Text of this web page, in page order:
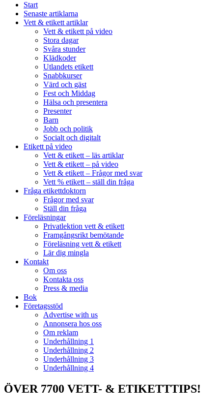
Start
Senaste artiklarna
Vett & etikett artiklar
Vett & etikett på video
Stora dagar
Svåra stunder
Klädkoder
Utlandets etikett
Snabbkurser
Värd och gäst
Fest och Middag
Hälsa och presentera
Presenter
Barn
Jobb och politik
Socialt och digitalt
Etikett på video
Vett & etikett – läs artiklar
Vett & etikett – på video
Vett & etikett – Frågor med svar
Vett % etikett – ställ din fråga
Fråga etikettdoktorn
Frågor med svar
Ställ din fråga
Föreläsningar
Privatlektion vett & etikett
Framgångsrikt bemötande
Föreläsning vett & etikett
Lär dig mingla
Kontakt
Om oss
Kontakta oss
Press & media
Bok
Företagsstöd
Advertise with us
Annonsera hos oss
Om reklam
Underhållning 1
Underhållning 2
Underhållning 3
Underhållning 4
ÖVER 7700 VETT- & ETIKETTTIPS!